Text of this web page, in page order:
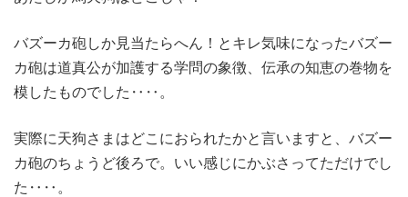
バズーカ砲しか見当たらへん！とキレ気味になったバズー
カ砲は道真公が加護する学問の象徴、伝承の知恵の巻物を
模したものでした‥‥。
実際に天狗さまはどこにおられたかと言いますと、バズー
カ砲のちょうど後ろで。いい感じにかぶさってただけでし
た‥‥。